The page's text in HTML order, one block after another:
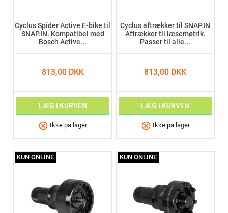
Cyclus Spider Active E-bike til
SNAP.IN. Kompatibel med
Bosch Active...
813,00 DKK
LÆG I KURVEN
cancel Ikke på lager
Cyclus aftrækker til SNAP.IN
Aftrækker til læsemøtrik.
Passer til alle...
813,00 DKK
LÆG I KURVEN
cancel Ikke på lager
KUN ONLINE KUN ONLINE